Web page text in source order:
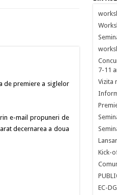
de premiere a siglelor
e-mail propuneri de
decernarea a doua
7-11
Vizita
Kick-
EC-